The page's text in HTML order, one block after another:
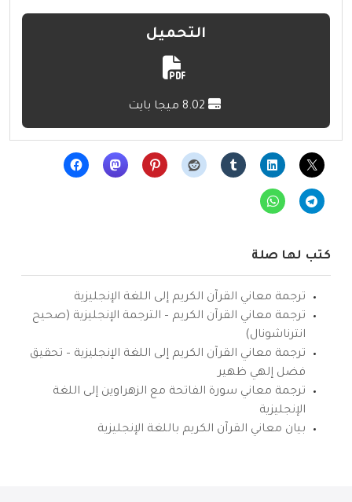
التحميل
كتب لها صلة
ترجمة معاني القرآن الكريم إلى اللغة الإنجليزية
ترجمة معاني القرآن الكريم – الترجمة الإنجليزية (صحيح
انترناشونال)
ترجمة معاني القرآن الكريم إلى اللغة الإنجليزية – تحقيق
فضل إلهي ظهير
ترجمة معاني سورة الفاتحة مع الزهراوين إلى اللغة
الإنجليزية
بيان معاني القرآن الكريم باللغة الإنجليزية